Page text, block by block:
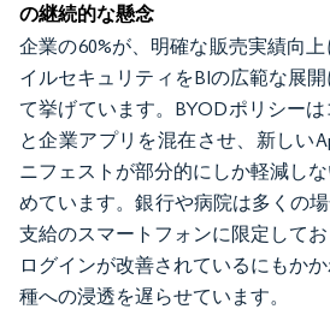
の継続的な懸念
企業の60%が、明確な販売実績向
イルセキュリティをBIの広範な展
て挙げています。BYODポリシー
と企業アプリを混在させ、新しい
ニフェストが部分的にしか軽減し
めています。銀行や病院は多くの
支給のスマートフォンに限定して
ログインが改善されているにもか
種への浸透を遅らせています。